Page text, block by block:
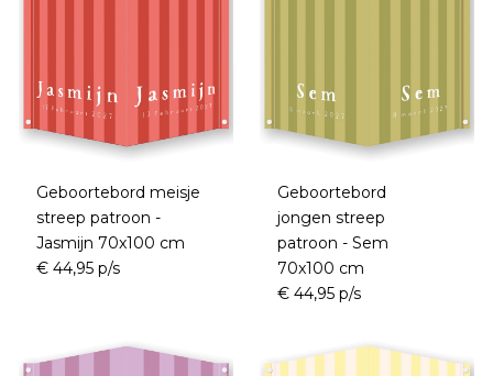
Geboortebord meisje
streep patroon -
Jasmijn 70x100 cm
€ 44,95 p/s
Geboortebord
jongen streep
patroon - Sem
70x100 cm
€ 44,95 p/s